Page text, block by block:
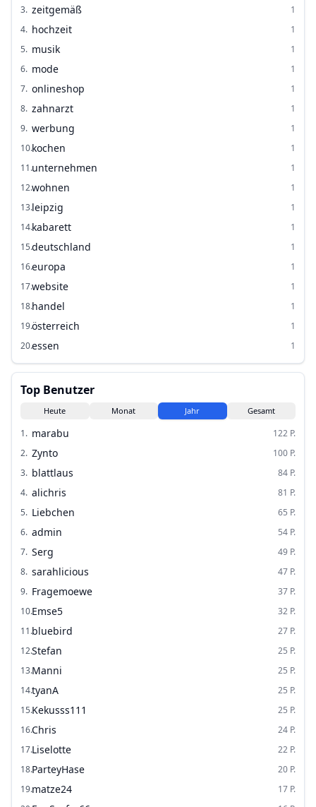
3. zeitgemäß
1
4. hochzeit
1
5. musik
1
6. mode
1
7. onlineshop
1
8. zahnarzt
1
9. werbung
1
10.kochen
1
11.unternehmen
1
12.wohnen
1
13.leipzig
1
14.kabarett
1
15.deutschland
1
16.europa
1
17.website
1
18.handel
1
19.österreich
1
20.essen 1
Top Benutzer
Heute Monat Jahr Gesamt
1. marabu 122 P.
2. Zynto 100 P.
3. blattlaus 84 P.
4. alichris 81 P.
5. Liebchen 65 P.
6. admin 54 P.
7. Serg 49 P.
8. sarahlicious 47 P.
9. Fragemoewe 37 P.
10.Emse5 32 P.
11.bluebird 27 P.
12.Stefan 25 P.
13.Manni 25 P.
14.tyanA 25 P.
15.Kekusss111 25 P.
16.Chris 24 P.
17.Liselotte 22 P.
18.ParteyHase 20 P.
19.matze24 17 P.